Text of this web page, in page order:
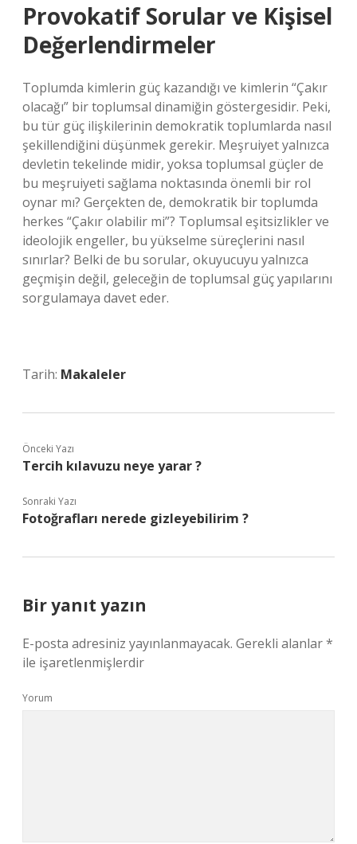
Provokatif Sorular ve Kişisel
Değerlendirmeler
Toplumda kimlerin güç kazandığı ve kimlerin “Çakır
olacağı” bir toplumsal dinamiğin göstergesidir. Peki,
bu tür güç ilişkilerinin demokratik toplumlarda nasıl
şekillendiğini düşünmek gerekir. Meşruiyet yalnızca
devletin tekelinde midir, yoksa toplumsal güçler de
bu meşruiyeti sağlama noktasında önemli bir rol
oynar mı? Gerçekten de, demokratik bir toplumda
herkes “Çakır olabilir mi”? Toplumsal eşitsizlikler ve
ideolojik engeller, bu yükselme süreçlerini nasıl
sınırlar? Belki de bu sorular, okuyucuyu yalnızca
geçmişin değil, geleceğin de toplumsal güç yapılarını
sorgulamaya davet eder.
Tarih: Makaleler
Önceki Yazı
Tercih kılavuzu neye yarar ?
Sonraki Yazı
Fotoğrafları nerede gizleyebilirim ?
Bir yanıt yazın
E-posta adresiniz yayınlanmayacak. Gerekli alanlar*
ile işaretlenmişlerdir
Yorum